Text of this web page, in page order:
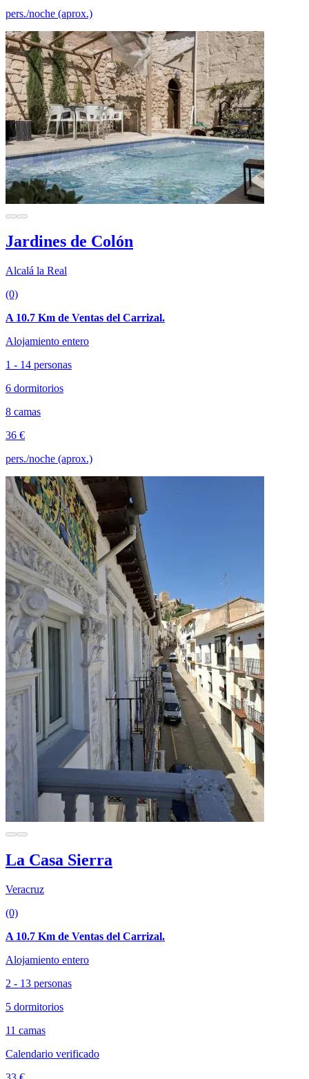
pers./noche (aprox.)
Jardines de Colón
Alcalá la Real
(0)
A 10.7 Km de Ventas del Carrizal.
Alojamiento entero
1 - 14 personas
6 dormitorios
8 camas
36 €
pers./noche (aprox.)
La Casa Sierra
Veracruz
(0)
A 10.7 Km de Ventas del Carrizal.
Alojamiento entero
2 - 13 personas
5 dormitorios
11 camas
Calendario verificado